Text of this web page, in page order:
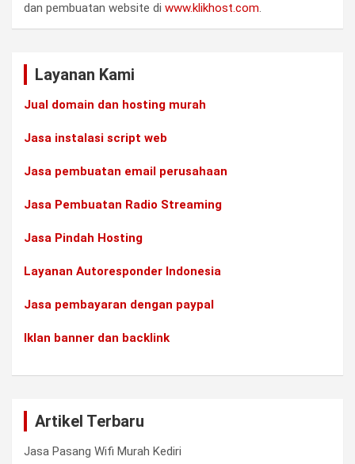
dan pembuatan website di www.klikhost.com.
Layanan Kami
Jual domain dan hosting murah
Jasa instalasi script web
Jasa pembuatan email perusahaan
Jasa Pembuatan Radio Streaming
Jasa Pindah Hosting
Layanan Autoresponder Indonesia
Jasa pembayaran dengan paypal
Iklan banner dan backlink
Artikel Terbaru
Jasa Pasang Wifi Murah Kediri